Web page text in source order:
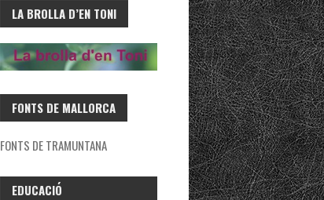
LA BROLLA D’EN TONI
FONTS DE MALLORCA
FONTS DE TRAMUNTANA
EDUCACIÓ